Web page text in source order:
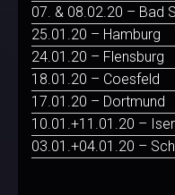
07. & 08.02.20 – Bad
25.01.20 – Hamburg
24.01.20 – Flensburg
18.01.20 – Coesfeld
17.01.20 – Dortmund
10.01.+11.01.20 –
03.01.+04.01.20 –